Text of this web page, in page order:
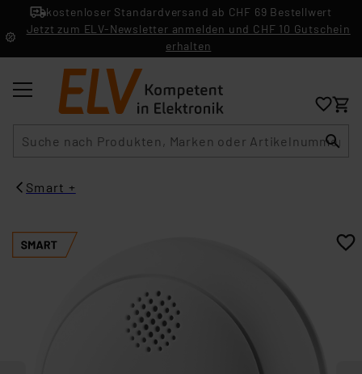
kostenloser Standardversand ab CHF 69 Bestellwert
Jetzt zum ELV-Newsletter anmelden und CHF 10 Gutschein
erhalten
Smart +